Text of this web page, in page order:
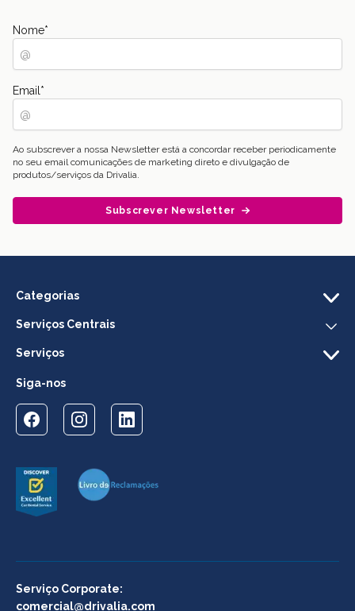
Nome*
Email*
Ao subscrever a nossa Newsletter está a concordar receber periodicamente
no seu email comunicações de marketing direto e divulgação de
produtos/serviços da Drivalia.
Subscrever Newsletter
Categorias
Serviços Centrais
Serviços
Siga-nos
Serviço Corporate:
comercial@drivalia.com